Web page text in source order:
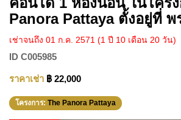
Panora Pattaya ตั้งอยู่ที่
เช่าจนถึง 01 ก.ค. 2571 (1 ปี 10 เดือน 20 วัน)
ID C005985
ราคาเช่า ฿ 22,000
โครงการ: The Panora Pattaya